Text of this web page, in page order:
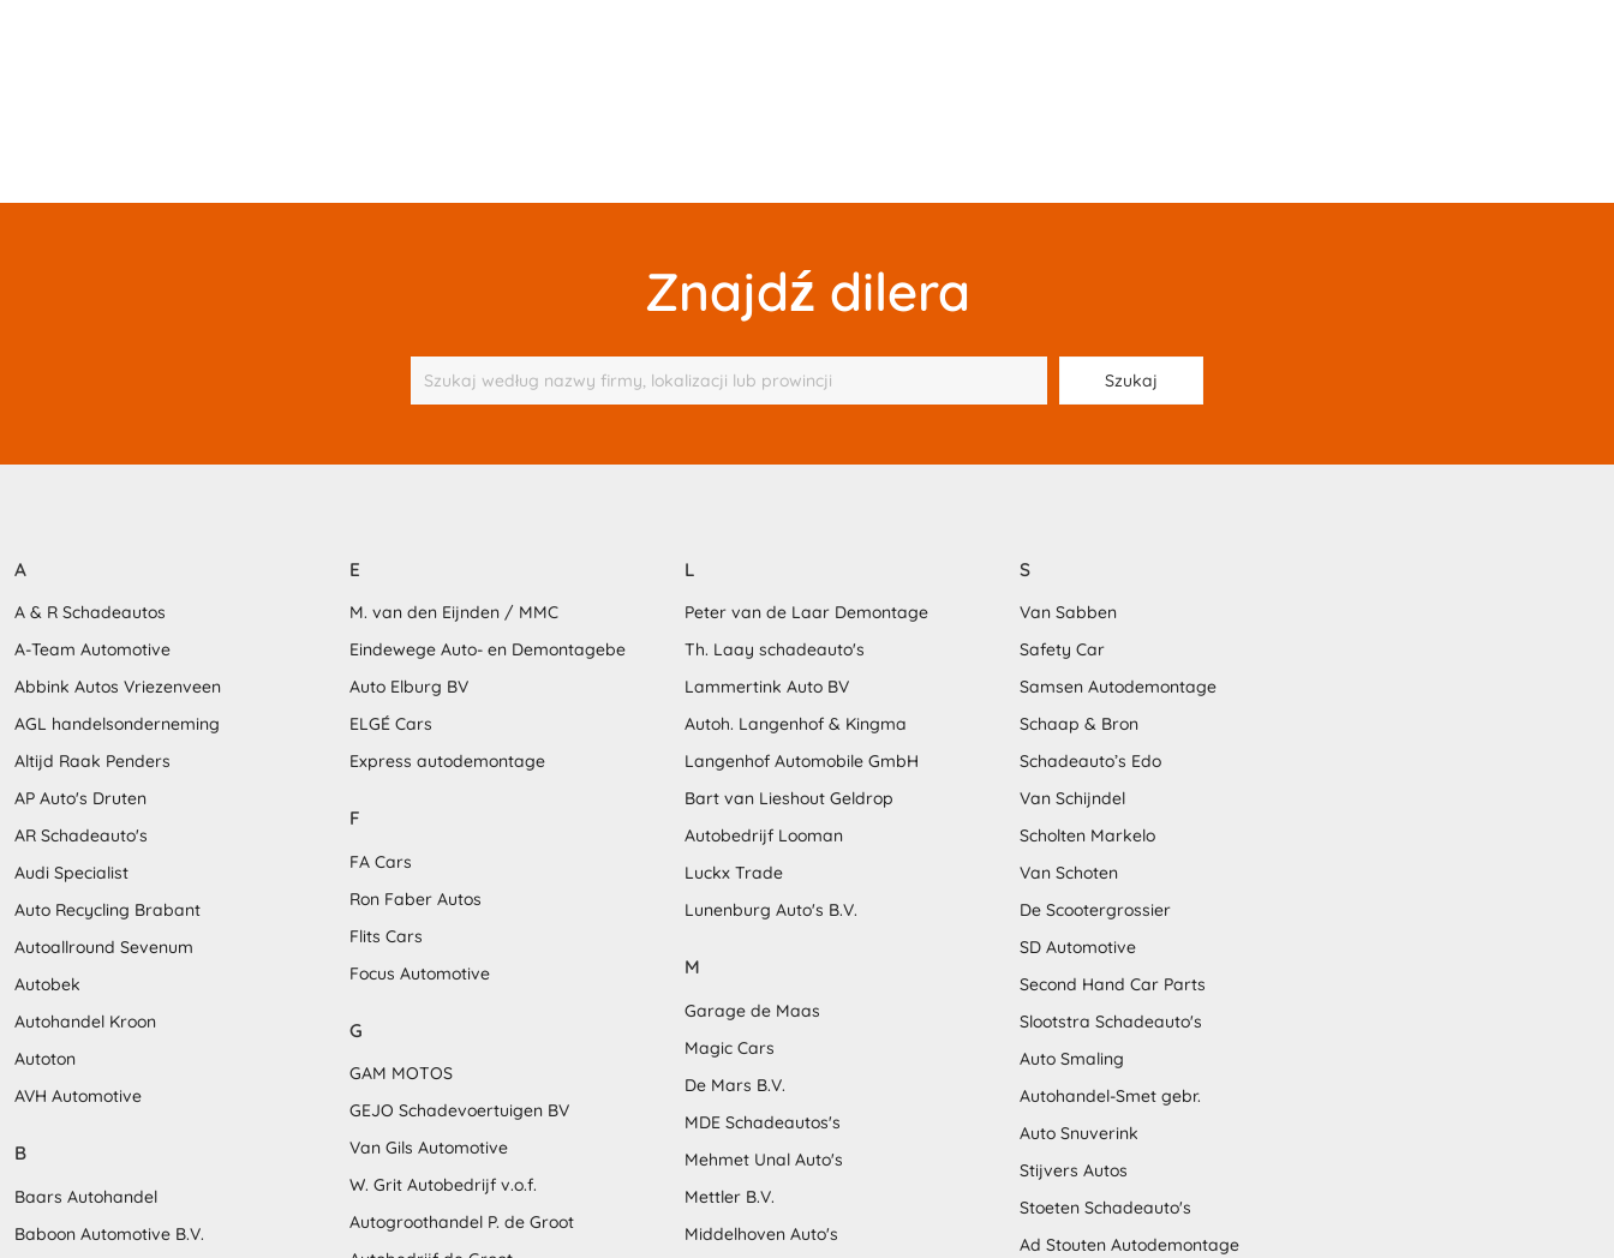
Znajdź dilera
A
A & R Schadeautos
A-Team Automotive
Abbink Autos Vriezenveen
AGL handelsonderneming
Altijd Raak Penders
AP Auto's Druten
AR Schadeauto's
Audi Specialist
Auto Recycling Brabant
Autoallround Sevenum
Autobek
Autohandel Kroon
Autoton
AVH Automotive
B
Baars Autohandel
Baboon Automotive B.V.
E
M. van den Eijnden / MMC
Eindewege Auto- en Demontagebe
Auto Elburg BV
ELGÉ Cars
Express autodemontage
F
FA Cars
Ron Faber Autos
Flits Cars
Focus Automotive
G
GAM MOTOS
GEJO Schadevoertuigen BV
Van Gils Automotive
W. Grit Autobedrijf v.o.f.
Autogroothandel P. de Groot
L
Peter van de Laar Demontage
Th. Laay schadeauto's
Lammertink Auto BV
Autoh. Langenhof & Kingma
Langenhof Automobile GmbH
Bart van Lieshout Geldrop
Autobedrijf Looman
Luckx Trade
Lunenburg Auto's B.V.
M
Garage de Maas
Magic Cars
De Mars B.V.
MDE Schadeautos's
Mehmet Unal Auto's
Mettler B.V.
Middelhoven Auto's
S
Van Sabben
Safety Car
Samsen Autodemontage
Schaap & Bron
Schadeauto’s Edo
Van Schijndel
Scholten Markelo
Van Schoten
De Scootergrossier
SD Automotive
Second Hand Car Parts
Slootstra Schadeauto's
Auto Smaling
Autohandel-Smet gebr.
Auto Snuverink
Stijvers Autos
Stoeten Schadeauto's
Ad Stouten Autodemontage